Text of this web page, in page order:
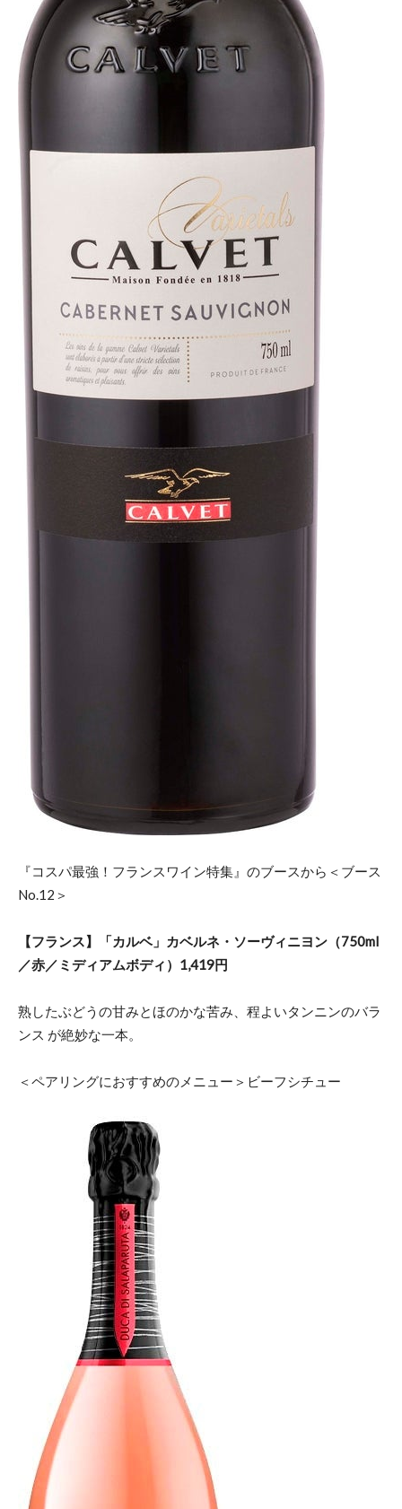
『コスパ最強！フランスワイン特集』のブースから＜ブース
No.12＞
【フランス】「カルベ」カベルネ・ソーヴィニヨン（750ml
／赤／ミディアムボディ）1,419円
熟したぶどうの甘みとほのかな苦み、程よいタンニンのバラ
ンス が絶妙な一本。
＜ペアリングにおすすめのメニュー＞ビーフシチュー